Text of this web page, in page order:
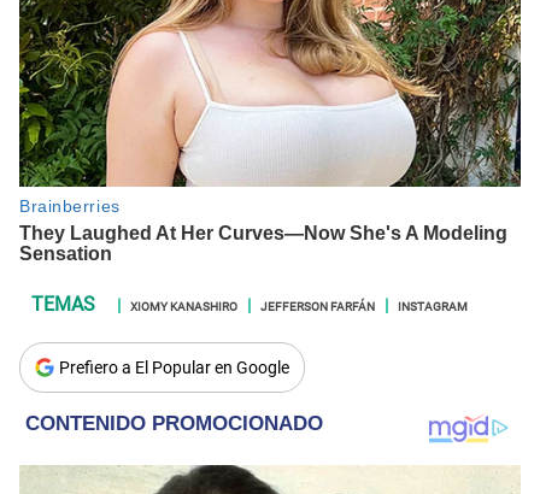
XIOMY KANASHIRO JEFFERSON FARFÁN INSTAGRAM
Prefiero a El Popular en Google